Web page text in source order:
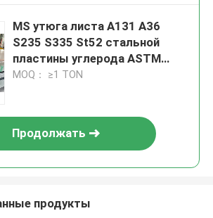
MS утюга листа A131 A36
S235 S335 St52 стальной
пластины углерода ASTM
горячекатаное слабое
MOQ： ≥1 TON
Продолжать
продукты